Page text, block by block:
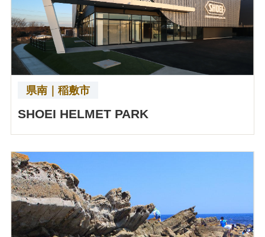
県南｜稲敷市
SHOEI HELMET PARK